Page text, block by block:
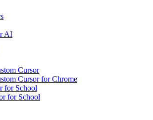
AI
Cursor
Cursor for Chrome
for School
for School